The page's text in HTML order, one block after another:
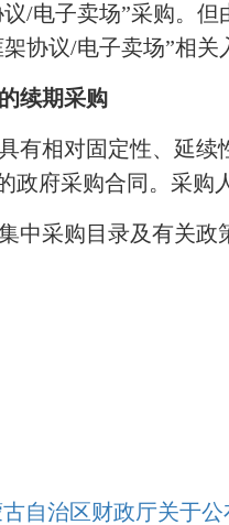
/电子卖场”采购。
协议/电子卖场”相
续期采购
有相对固定性、延
政府采购合同。采
中采购目录及有关政
自治区财政厅关于